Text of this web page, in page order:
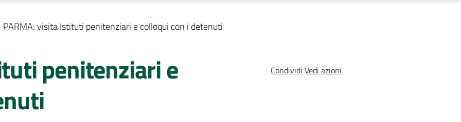
PARMA: visita Istituti penitenziari e colloqui con i detenuti
penitenziari e
Condividi Vedi azioni